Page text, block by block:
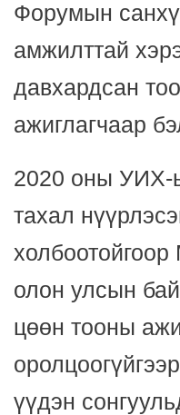
Форумын
амжилттай
давхардсан
ажиглагчаар
2020 оны УИХ-
тахал
олон улсын
цөөн тооны
үүдэн